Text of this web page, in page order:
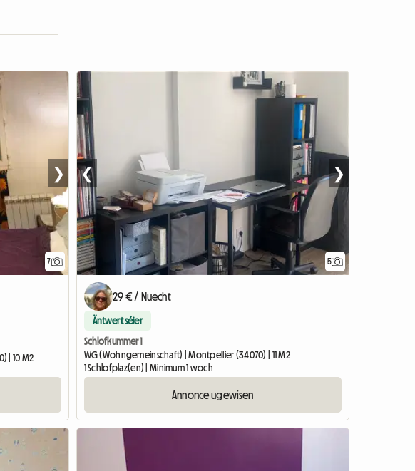
7
❯
| 10 M2
5
❮ ❯
29 € / Nuecht
Äntwert séier
Schlofkummer 1
WG (Wohngemeinschaft) | Montpellier (34070) | 11 M2
1 Schlofplaz(en) | Minimum 1 woch
Annonce ugewisen